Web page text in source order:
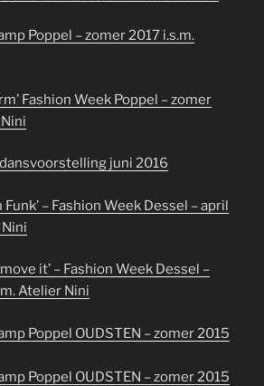
Poppel – zomer 2017 i.s.m.
Fashion Week Poppel – zomer
juni 2016
– Fashion Week Dessel – april
it’ – Fashion Week Dessel –
Atelier Nini
Poppel OUDSTEN – zomer 2015
Poppel OUDSTEN – zomer 2015